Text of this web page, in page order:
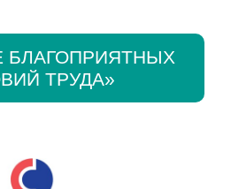
БЛАГОПРИЯТНЫХ
ТРУДА»